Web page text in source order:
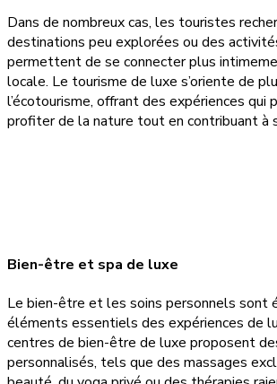
Dans de nombreux cas, les touristes
destinations peu explorées ou des
permettent de se connecter plus
locale. Le tourisme de luxe s’oriente de
l’écotourisme, offrant des expériences
profiter de la nature tout en contribuant à
Bien-être et spa de luxe
Le bien-être et les soins personnels sont
éléments essentiels des expériences de
centres de bien-être de luxe proposent
personnalisés, tels que des massages